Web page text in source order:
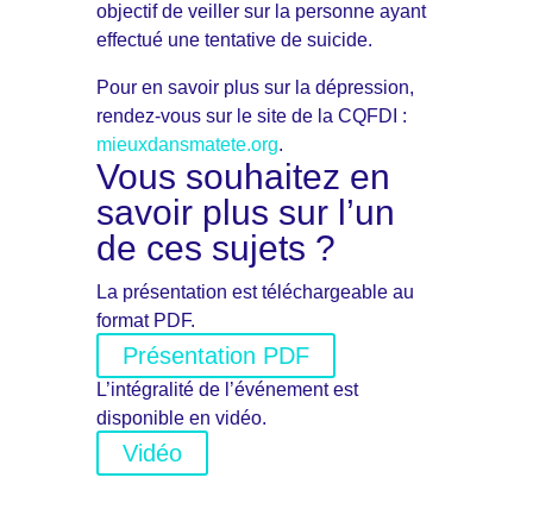
objectif de veiller sur la personne ayant
effectué une tentative de suicide.
Pour en savoir plus sur la dépression,
rendez-vous sur le site de la CQFDI :
mieuxdansmatete.org.
Vous souhaitez en
savoir plus sur l’un
de ces sujets ?
La présentation est téléchargeable au
format PDF.
Présentation PDF
L’intégralité de l’événement est
disponible en vidéo.
Vidéo